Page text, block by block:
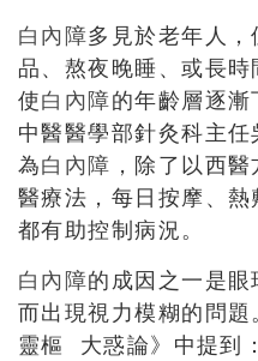
白內障多見於老年人
品、熬夜晚睡、或長
使白內障的年齡層逐
中醫醫學部針灸科主
為白內障 ，除了以西
醫療法，每日按摩、熱
都有助控制病況。
白內障的成因之一是眼
而出現視力模糊的問
靈樞 大惑論》中提到